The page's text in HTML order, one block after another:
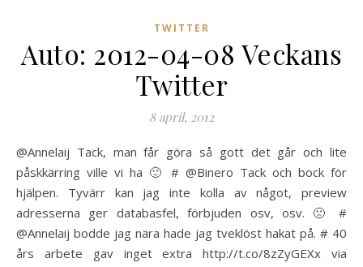
TWITTER
Auto: 2012-04-08 Veckans
Twitter
8 april, 2012
@Annelaij Tack, man får göra så gott det går och lite
påskkärring ville vi ha 🙂 # @Binero Tack och bock för
hjälpen. Tyvärr kan jag inte kolla av något, preview
adresserna ger databasfel, förbjuden osv, osv. 🙁 #
@Annelaij bodde jag nära hade jag tveklöst hakat på. # 40
års arbete gav inget extra http://t.co/8zZyGEXx via